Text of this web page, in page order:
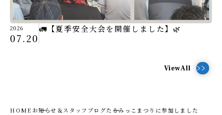
2026
07.20
🚛【夏季安全大会を開催しました】🌿
ViewAll
HOME お知らせ＆スタッフブログたるみっこまつりに参加しました